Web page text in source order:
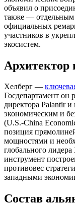
объявил о
также —
официальных
участников в
экосистем.
Архитектор
Хелберг —
Госдепартамент он
директора Palantir
экономическим и
(U.S.-China
позиция
мощностями и
глобального
инструмент
противовес
западными
Состав